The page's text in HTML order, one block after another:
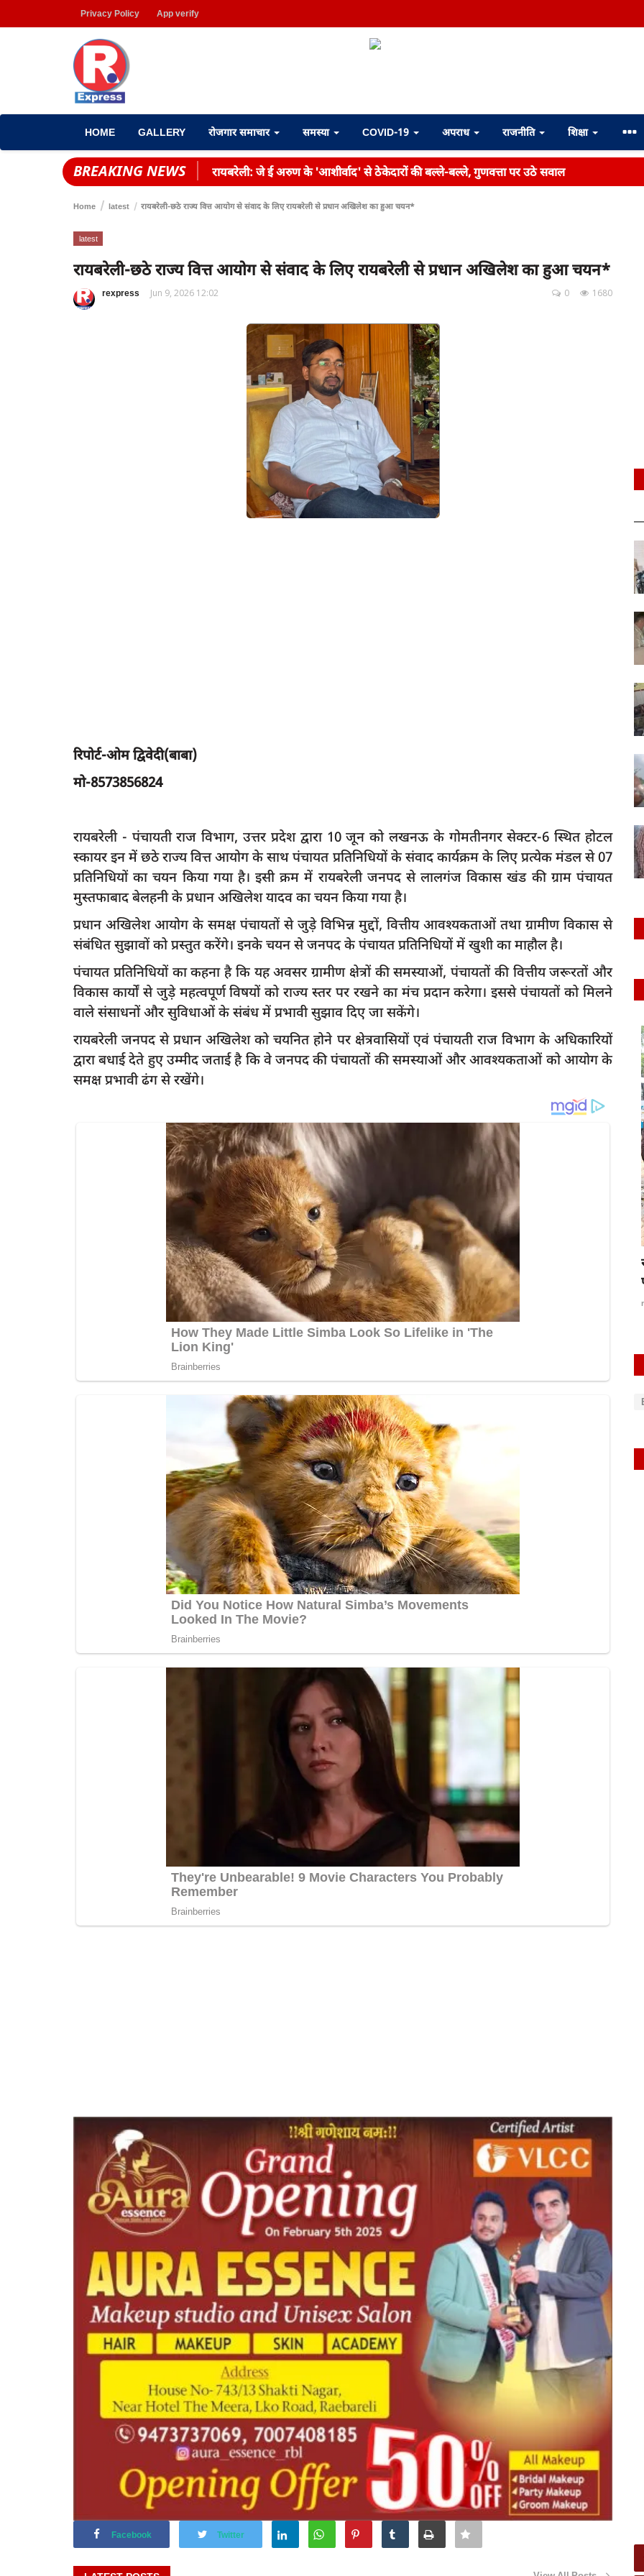
Privacy Policy App verify
HOME GALLERY रोजगार समाचार समस्या COVID-19 अपराध राजनीति शिक्षा
BREAKING NEWS रायबरेली: जे ई अरुण के 'आशीर्वाद' से ठेकेदारों की बल्ले-बल्ले, गुणवत्ता पर उठे सवाल
Home latest रायबरेली-छठे राज्य वित्त आयोग से संवाद के लिए रायबरेली से प्रधान अखिलेश का हुआ चयन*
latest
रायबरेली-छठे राज्य वित्त आयोग से संवाद के लिए रायबरेली से प्रधान अखिलेश का हुआ चयन*
rexpress Jun 9, 2026 12:02 1680
0
रिपोर्ट-ओम द्विवेदी(बाबा)
मो-8573856824
रायबरेली - पंचायती राज विभाग, उत्तर प्रदेश द्वारा 10 जून को लखनऊ के गोमतीनगर सेक्टर-6 स्थित होटल
स्कायर इन में छठे राज्य वित्त आयोग के साथ पंचायत प्रतिनिधियों के संवाद कार्यक्रम के लिए प्रत्येक मंडल से 07
प्रतिनिधियों का चयन किया गया है। इसी क्रम में रायबरेली जनपद से लालगंज विकास खंड की ग्राम पंचायत
मुस्तफाबाद बेलहनी के प्रधान अखिलेश यादव का चयन किया गया है।
प्रधान अखिलेश आयोग के समक्ष पंचायतों से जुड़े विभिन्न मुद्दों, वित्तीय आवश्यकताओं तथा ग्रामीण विकास से
संबंधित सुझावों को प्रस्तुत करेंगे। इनके चयन से जनपद के पंचायत प्रतिनिधियों में खुशी का माहौल है।
पंचायत प्रतिनिधियों का कहना है कि यह अवसर ग्रामीण क्षेत्रों की समस्याओं, पंचायतों की वित्तीय जरूरतों और
विकास कार्यों से जुड़े महत्वपूर्ण विषयों को राज्य स्तर पर रखने का मंच प्रदान करेगा। इससे पंचायतों को मिलने
वाले संसाधनों और सुविधाओं के संबंध में प्रभावी सुझाव दिए जा सकेंगे।
रायबरेली जनपद से प्रधान अखिलेश को चयनित होने पर क्षेत्रवासियों एवं पंचायती राज विभाग के अधिकारियों
द्वारा बधाई देते हुए उम्मीद जताई है कि वे जनपद की पंचायतों की समस्याओं और आवश्यकताओं को आयोग के
समक्ष प्रभावी ढंग से रखेंगे।
Facebook Twitter
दुर्घटना
रायबरेली में भीषण सड़क हादसा: तेज रफ्तार पिकअप
latest
Raibareli-स्थानीय जनों द्वारा सांसद से भूमिगत मार्ग
शीघ्र...
rexpress Apr 6, 2023 0 266
latest
रायबरेली-
May 22,